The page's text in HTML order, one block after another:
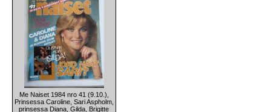
Me Naiset 1984 nro 41 (9.10.),
Prinsessa Caroline, Sari Aspholm,
prinsessa Diana, Gilda, Brigitte